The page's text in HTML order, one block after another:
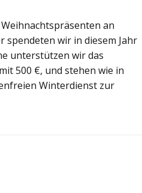
an
spendeten wir in diesem Jahr
unterstützen wir das
500 €, und stehen wie in
Winterdienst zur